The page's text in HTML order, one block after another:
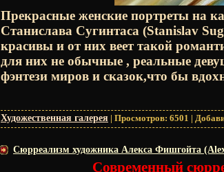
Прекрасные женские портреты на
Станислава Сугинтаса (Stanislav
красивы и от них веет такой
для них не обычные , реальные
фэнтези миров и сказок,что бы
Художественная галерея | Просмотров: 6501 |
Сюрреализм художника Алекса Фишгойта
Современный